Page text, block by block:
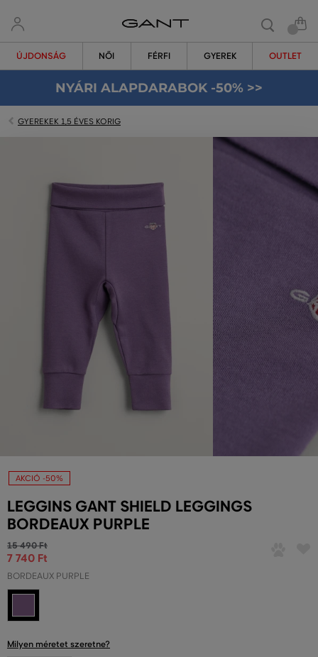
ÚJDONSÁG NŐI FÉRFI GYEREK OUTLET
NYÁRI ALAPDARABOK -50% >>
GYEREKEK 1,5 ÉVES KORIG
AKCIÓ -50%
LEGGINS GANT SHIELD LEGGINGS
BORDEAUX PURPLE
15 490 Ft
7 740 Ft
BORDEAUX PURPLE
Milyen méretet szeretne?